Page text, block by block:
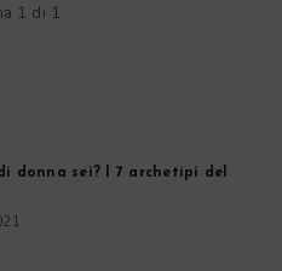
1 di 1
donna sei? I 7 archetipi del